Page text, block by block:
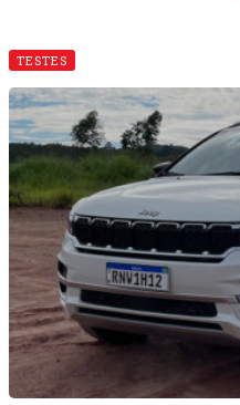
TESTES